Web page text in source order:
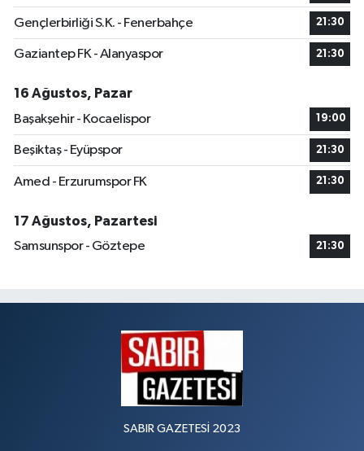
Gençlerbirliği S.K. - Fenerbahçe 21:30
Gaziantep FK - Alanyaspor 21:30
16 Ağustos, Pazar
Başakşehir - Kocaelispor
19:00
Beşiktaş - Eyüpspor 21:30
Amed - Erzurumspor FK 21:30
17 Ağustos, Pazartesi
Samsunspor - Göztepe
21:30
SABIR GAZETESİ 2023